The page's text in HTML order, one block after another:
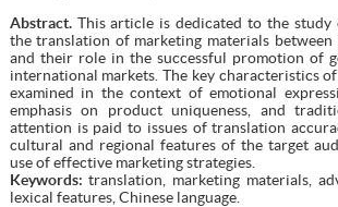
Abstract.This article is dedicated to the study
the translation of marketing materials between
and their role in the successful promotion of
international markets. The key characteristics
examined in the context of emotional
emphasis on product uniqueness, and
attention is paid to issues of translation
cultural and regional features of the target
use of effective marketing strategies.
Keywords:translation, marketing materials,
lexical features, Chinese language.